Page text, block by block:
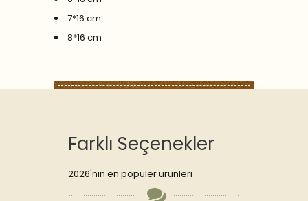
7*16 cm
8*16 cm
Farklı Seçenekler
2026'nın en popüler ürünleri